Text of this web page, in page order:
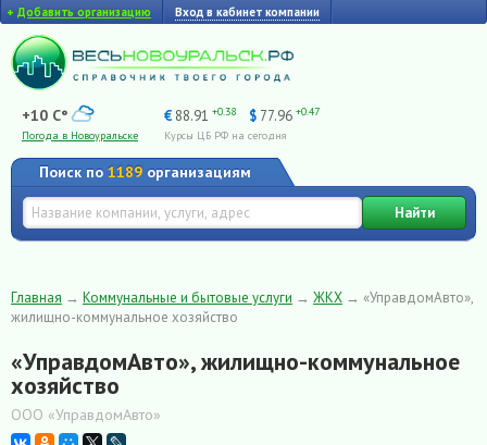
+ Добавить организацию Вход в кабинет компании
+10 C°
Погода в Новоуральске
€ 88.91 +0.38 $ 77.96 +0.47
Курсы ЦБ РФ на сегодня
Поиск по 1189 организациям
Найти
Главная → Коммунальные и бытовые услуги → ЖКХ → «УправдомАвто»,
жилищно-коммунальное хозяйство
«УправдомАвто», жилищно-коммунальное
хозяйство
ООО «УправдомАвто»